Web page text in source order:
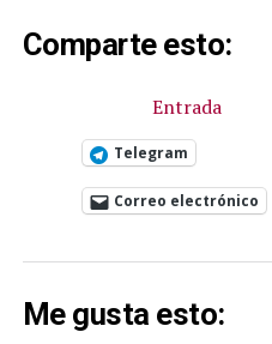
Comparte esto:
Entrada
Telegram
Correo electrónico
Me gusta esto: